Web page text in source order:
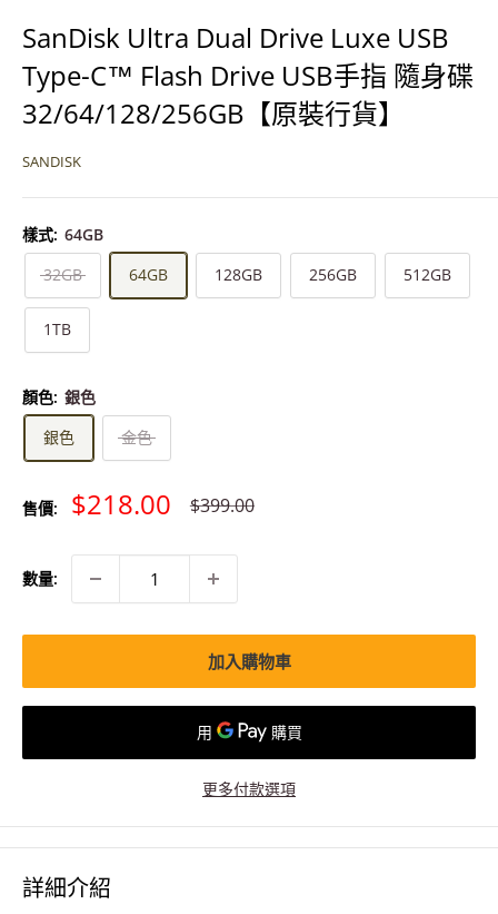
SanDisk Ultra Dual Drive Luxe USB
Type-C™ Flash Drive USB手指 隨身碟
32/64/128/256GB【原裝行貨】
SANDISK
樣式: 64GB
32GB
64GB 128GB 256GB 512GB
1TB
顏色: 銀色
銀色
金色
售價: 特
$218.00 原
價
$399.00
數量:
加入購物車
更多付款選項
詳細介紹